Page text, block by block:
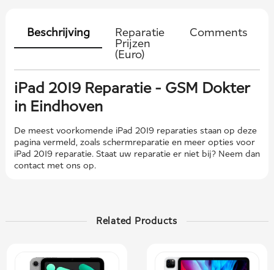
Beschrijving
Reparatie
Prijzen
(Euro)
Comments
iPad 2019 Reparatie - GSM Dokter
in Eindhoven
De meest voorkomende iPad 2019 reparaties staan ​​op deze
pagina vermeld, zoals schermreparatie en meer opties voor
iPad 2019 reparatie. Staat uw reparatie er niet bij? Neem dan
contact met ons op.
Related Products